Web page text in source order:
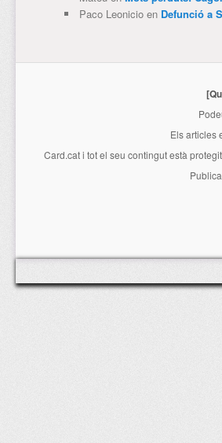
Paco Leonicioen Defunció a
Els articles
Card.cati tot el seu contingut està